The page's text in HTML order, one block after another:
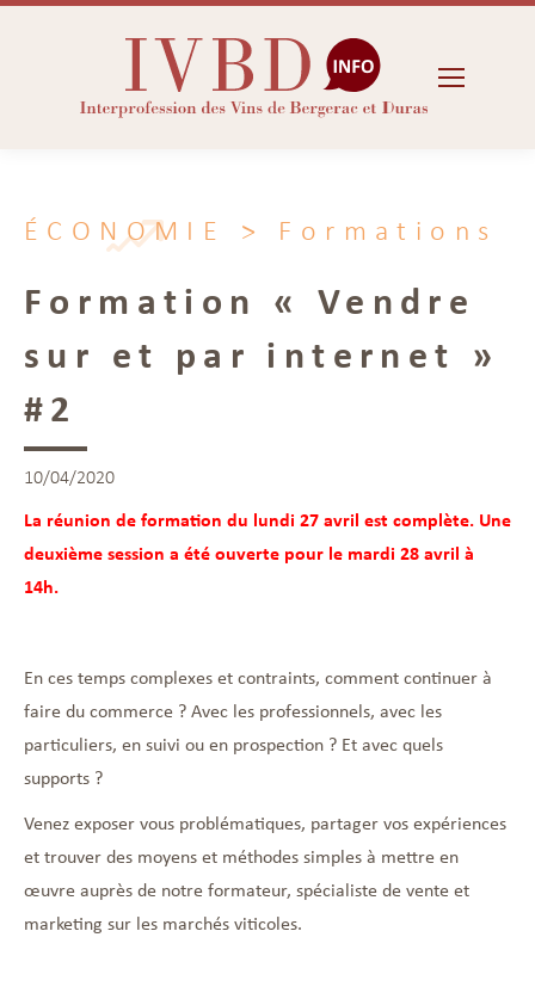
ÉCONOMIE > Formations
Formation « Vendre
sur et par internet »
#2
10/04/2020
La réunion de formation du lundi 27 avril est complète. Une
deuxième session a été ouverte pour le mardi 28 avril à
14h.
En ces temps complexes et contraints, comment continuer à
faire du commerce ? Avec les professionnels, avec les
particuliers, en suivi ou en prospection ? Et avec quels
supports ?
Venez exposer vous problématiques, partager vos expériences
et trouver des moyens et méthodes simples à mettre en
œuvre auprès de notre formateur, spécialiste de vente et
marketing sur les marchés viticoles.